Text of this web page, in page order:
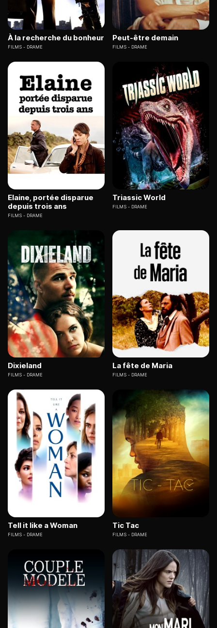
À la recherche du bonheur
FILMS DRAME
Peut-être demain
FILMS DRAME
Elaine, portée disparue
depuis trois ans
FILMS DRAME
Triassic World
FILMS DRAME
Dixieland
FILMS DRAME
La fête de Maria
FILMS DRAME
Tell it like a Woman
FILMS DRAME
Tic Tac
FILMS DRAME